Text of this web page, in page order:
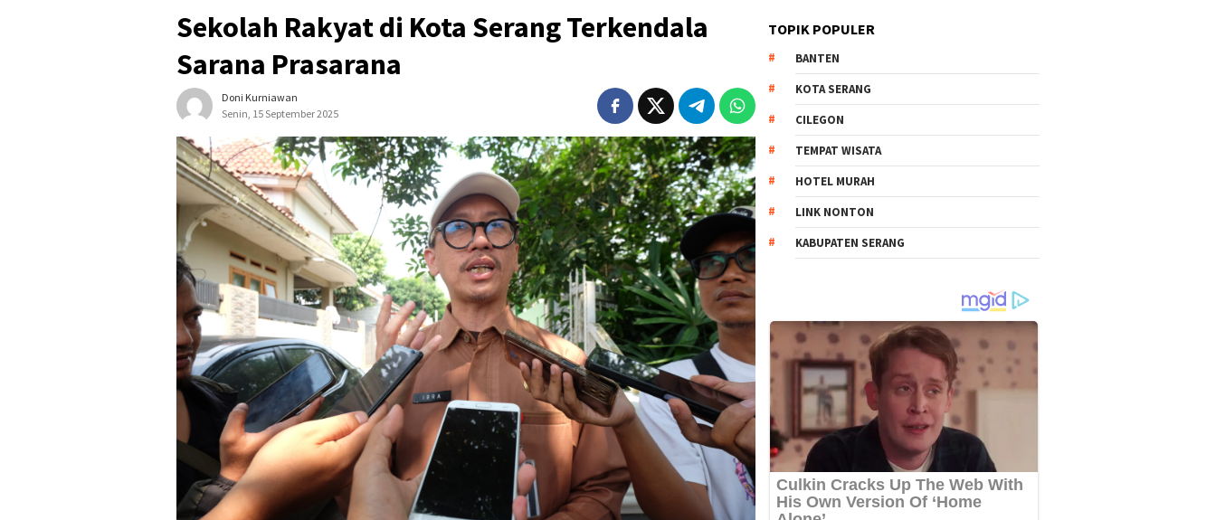
Sekolah Rakyat di Kota Serang Terkendala
Sarana Prasarana
Doni Kurniawan
Senin, 15 September 2025
TOPIK POPULER
BANTEN
KOTA SERANG
CILEGON
TEMPAT WISATA
HOTEL MURAH
LINK NONTON
KABUPATEN SERANG